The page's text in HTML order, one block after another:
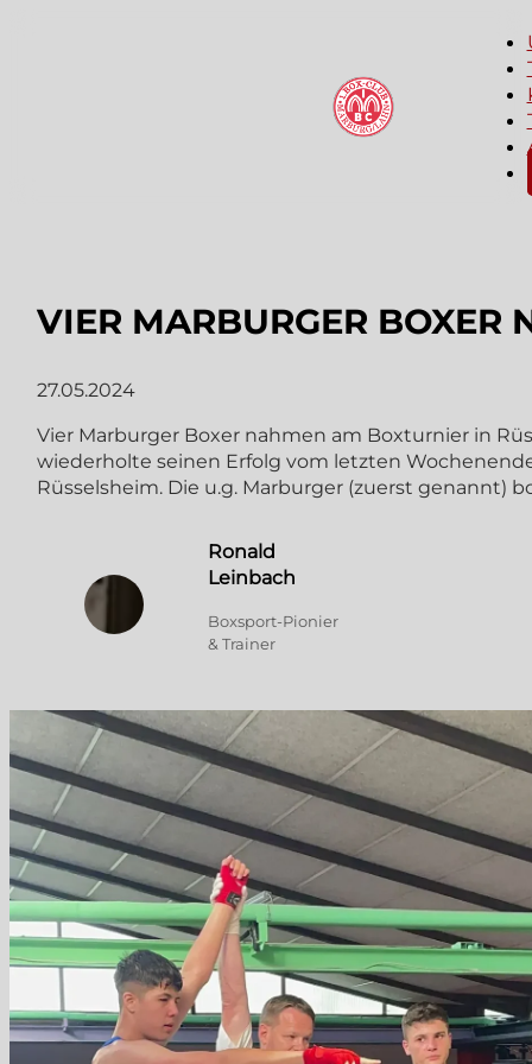
VIER MARBURGER BOXER
27.05.2024
Vier Marburger Boxer nahmen am Boxturnier in
wiederholte seinen Erfolg vom letzten
Rüsselsheim. Die u.g. Marburger (zuerst genannt)
Ronald
Leinbach
Boxsport-Pionier
& Trainer